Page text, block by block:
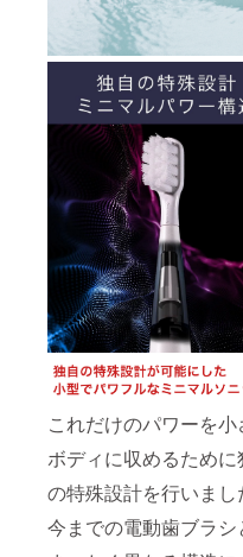
これだけのパワーを小
ボディに収めるために
の特殊設計を行いまし
今までの電動歯ブラシ